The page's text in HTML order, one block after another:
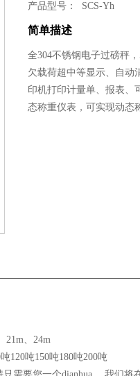
产品型号： SCS-Yh
简单描述
全304不锈钢电子过磅秤
欠载荷超中等显示、自动
印机打印计量单、报表、
态称重仪表，可实现动态
21m、24m
120吨150吨180吨200吨